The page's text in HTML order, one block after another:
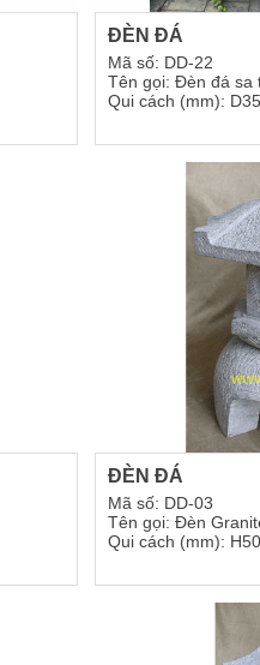
ĐÈN ĐÁ
Mã số: DD-22
Tên gọi: Đèn đá sa
Qui cách (mm):
ĐÈN ĐÁ
Mã số: DD-03
Tên gọi: Đèn
Qui cách (mm):